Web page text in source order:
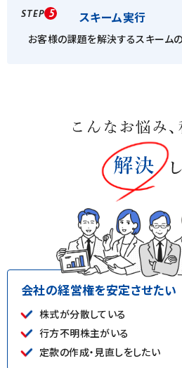
STEP 5 スキーム実行
お客様の課題を解決するスキーム
会社の経営権を安定させたい
株式が分散している
行方不明株主がいる
定款の作成・見直しをしたい